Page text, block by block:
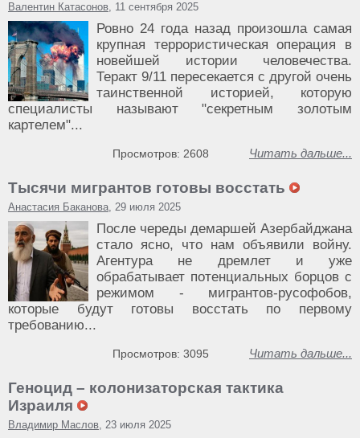
Валентин Катасонов, 11 сентября 2025
Ровно 24 года назад произошла самая
крупная террористическая операция в
новейшей истории человечества.
Теракт 9/11 пересекается с другой очень
таинственной историей, которую
специалисты называют "секретным золотым
картелем"...
Читать дальше...
Просмотров: 2608
Тысячи мигрантов готовы восстать
Анастасия Баканова, 29 июля 2025
После череды демаршей Азербайджана
стало ясно, что нам объявили войну.
Агентура не дремлет и уже
обрабатывает потенциальных борцов с
режимом - мигрантов-русофобов,
которые будут готовы восстать по первому
требованию...
Читать дальше...
Просмотров: 3095
Геноцид – колонизаторская тактика
Израиля
Владимир Маслов, 23 июля 2025